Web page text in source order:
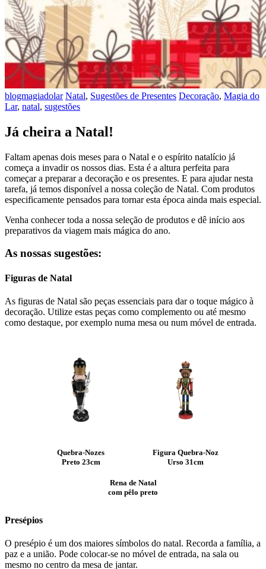
blogmagiadolar Natal, Sugestões de Presentes Decoração, Magia do
Lar, natal, sugestões
Já cheira a Natal!
Faltam apenas dois meses para o Natal e o espírito natalício já
começa a invadir os nossos dias. Esta é a altura perfeita para
começar a preparar a decoração e os presentes. E para ajudar nesta
tarefa, já temos disponível a nossa coleção de Natal. Com produtos
especificamente pensados para tornar esta época ainda mais especial.
Venha conhecer toda a nossa seleção de produtos e dê início aos
preparativos da viagem mais mágica do ano.
As nossas sugestões:
Figuras de Natal
As figuras de Natal são peças essenciais para dar o toque mágico à
decoração. Utilize estas peças como complemento ou até mesmo
como destaque, por exemplo numa mesa ou num móvel de entrada.
Quebra-Nozes
Preto 23cm
Figura Quebra-Noz
Urso 31cm
Rena de Natal
com pêlo preto
Presépios
O presépio é um dos maiores símbolos do natal. Recorda a família, a
paz e a união. Pode colocar-se no móvel de entrada, na sala ou
mesmo no centro da mesa de jantar.